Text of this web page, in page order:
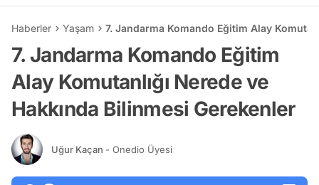
Haberler Yaşam 7. Jandarma Komando Eğitim Alay
7. Jandarma Komando Eğitim
Alay Komutanlığı Nerede ve
Hakkında Bilinmesi Gerekenler
Uğur Kaçan - Onedio Üyesi